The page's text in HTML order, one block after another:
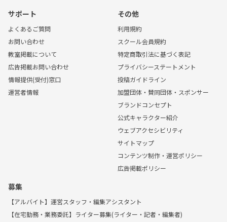
サポート
よくあるご質問
お問い合わせ
教室掲載について
広告掲載お問い合わせ
情報提供(受付)窓口
運営者情報
その他
利用規約
スクール会員規約
特定商取引法に基づく表記
プライバシーステートメント
投稿ガイドライン
加盟団体・賛同団体・スポンサー
ブランドコンセプト
公式キャラクター紹介
ウェブアクセシビリティ
サイトマップ
コンテンツ制作・運営ポリシー
広告掲載ポリシー
募集
【アルバイト】運営スタッフ・編集アシスタント
【在宅勤務・業務委託】ライター募集(ライター・記者・編集者)